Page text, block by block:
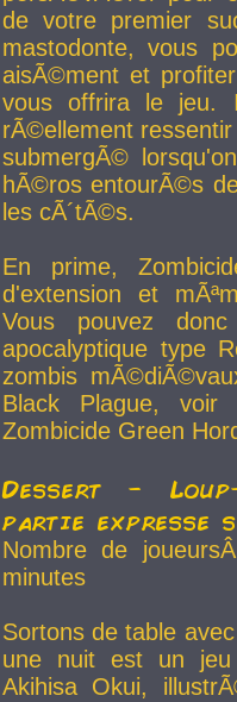
de votre premier
mastodonte, vous
aisÃ©ment et
vous offrira le jeu.
rÃ©ellement
submergÃ©
hÃ©ros entourÃ©s
les cÃ´tÃ©s.
En prime,
d'extension et
Vous pouvez
apocalyptique type
zombis
Black Plague,
Zombicide Green
Dessert -
partie expresse
Nombre de
minutes
Sortons de table
une nuit est un
Akihisa Okui,